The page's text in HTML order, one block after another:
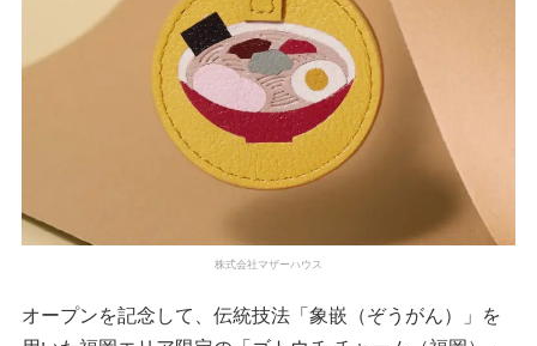
株式会社マザーハウス
オープンを記念して、伝統技法「象嵌（ぞうがん）」を